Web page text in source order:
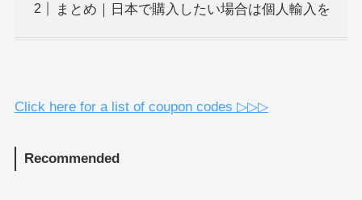
まとめ｜日本で購入したい場合は個人輸入を
Click here for a list of coupon codes ▷▷▷
Recommended